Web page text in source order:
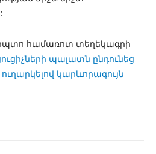
համառոտ տեղեկագրի
պալատն ընդունեց
կարևորագույն